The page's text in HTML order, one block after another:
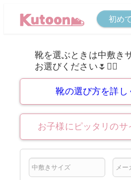
初め
靴の選び方を詳
お子様にピッタリのサ